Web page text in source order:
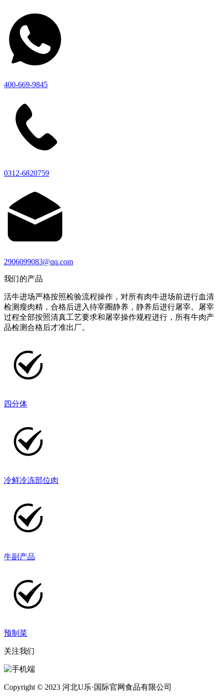
400-669-9845
0312-6820759
2906099083@qq.com
我们的产品
活牛进场严格按照检验流程操作，对所有肉牛进场前进行血清
检测瘦肉精，合格后进入待宰圈静养，静养后进行屠宰。屠宰
过程全部按照清真工艺要求和屠宰操作规程进行，所有牛肉产
品检测合格后才准出厂。
四分体
冷鲜冷冻部位肉
牛副产品
预制菜
关注我们
Copyright © 2023 河北U乐·国际官网食品有限公司